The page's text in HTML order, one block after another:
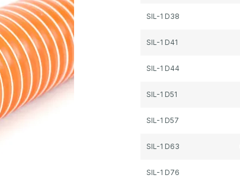
SIL-1 D38
SIL-1 D41
SIL-1 D44
SIL-1 D51
SIL-1 D57
SIL-1 D63
SIL-1 D76